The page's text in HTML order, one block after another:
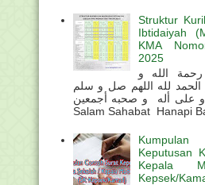
Struktur
Ibtidaiyah
KMA
2025
الله و
الحمد لله اللهم صل و سلم
على أله و صحبه أجمعين
Salam Sahabat Hanapi
Keputusan
Kepala
Kepsek/